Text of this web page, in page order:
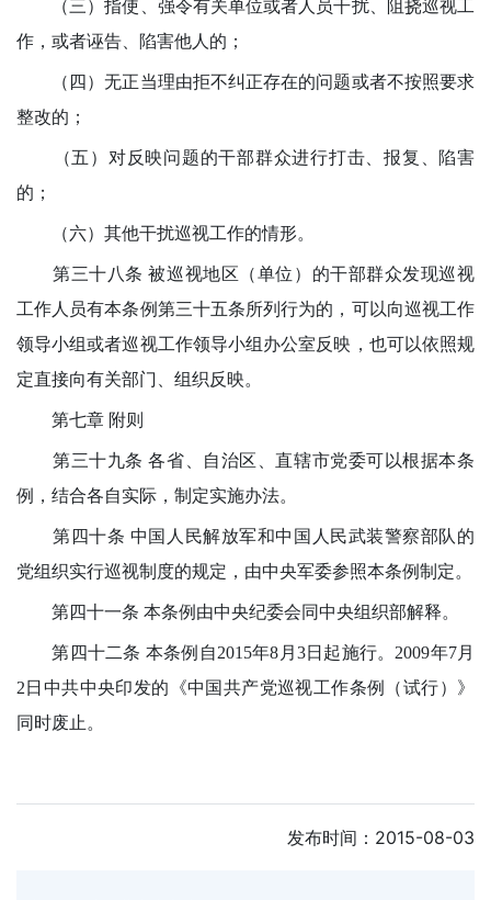
（三）指使、强令有关单位或者人员干扰、阻挠巡视工
作，或者诬告、陷害他人的；
（四）无正当理由拒不纠正存在的问题或者不按照要求
整改的；
（五）对反映问题的干部群众进行打击、报复、陷害
的；
（六）其他干扰巡视工作的情形。
第三十八条 被巡视地区（单位）的干部群众发现巡视
工作人员有本条例第三十五条所列行为的，可以向巡视工作
领导小组或者巡视工作领导小组办公室反映，也可以依照规
定直接向有关部门、组织反映。
第七章 附则
第三十九条 各省、自治区、直辖市党委可以根据本条
例，结合各自实际，制定实施办法。
第四十条 中国人民解放军和中国人民武装警察部队的
党组织实行巡视制度的规定，由中央军委参照本条例制定。
第四十一条 本条例由中央纪委会同中央组织部解释。
第四十二条 本条例自2015年8月3日起施行。2009年7月
2日中共中央印发的《中国共产党巡视工作条例（试行）》
同时废止。
发布时间：2015-08-03